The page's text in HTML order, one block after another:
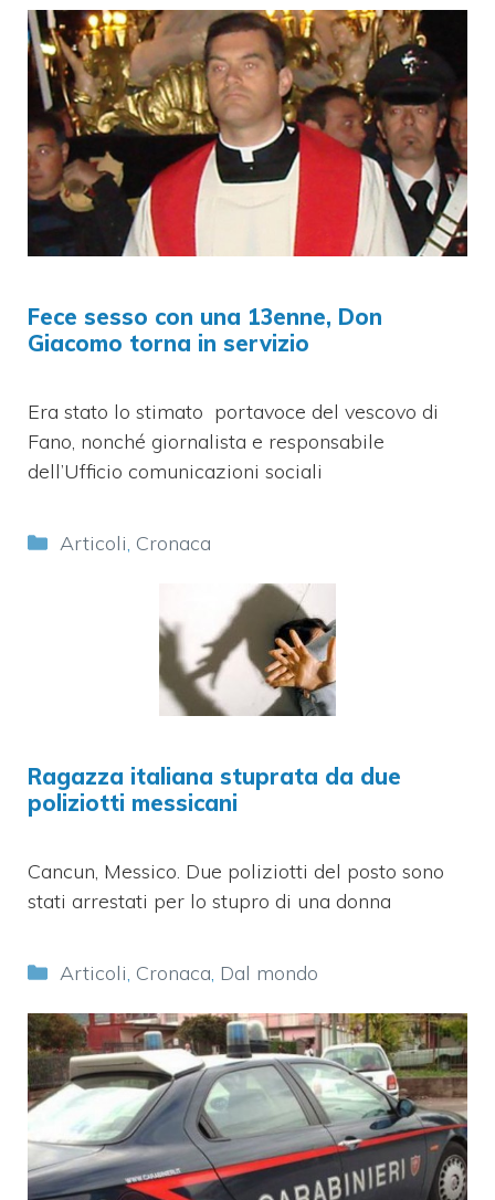
Fece sesso con una 13enne, Don
Giacomo torna in servizio
Era stato lo stimato portavoce del vescovo di
Fano, nonché giornalista e responsabile
dell’Ufficio comunicazioni sociali
Categorie
Articoli, Cronaca
Ragazza italiana stuprata da due
poliziotti messicani
Cancun, Messico. Due poliziotti del posto sono
stati arrestati per lo stupro di una donna
Categorie
Articoli, Cronaca, Dal mondo